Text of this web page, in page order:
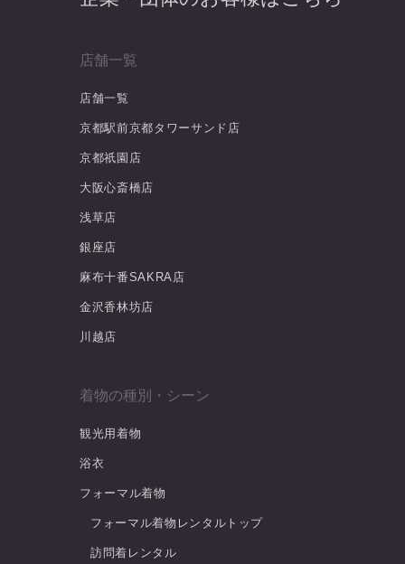
店舗一覧
店舗一覧
京都駅前京都タワーサンド店
京都祇園店
大阪心斎橋店
浅草店
銀座店
麻布十番SAKRA店
金沢香林坊店
川越店
着物の種別・シーン
観光用着物
浴衣
フォーマル着物
フォーマル着物レンタルトップ
訪問着レンタル